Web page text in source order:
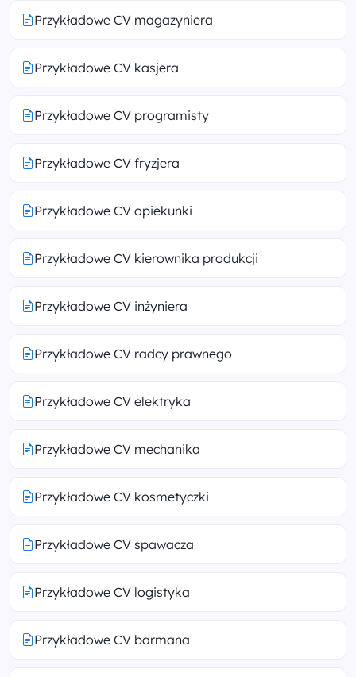
Przykładowe CV magazyniera
Przykładowe CV kasjera
Przykładowe CV programisty
Przykładowe CV fryzjera
Przykładowe CV opiekunki
Przykładowe CV kierownika produkcji
Przykładowe CV inżyniera
Przykładowe CV radcy prawnego
Przykładowe CV elektryka
Przykładowe CV mechanika
Przykładowe CV kosmetyczki
Przykładowe CV spawacza
Przykładowe CV logistyka
Przykładowe CV barmana